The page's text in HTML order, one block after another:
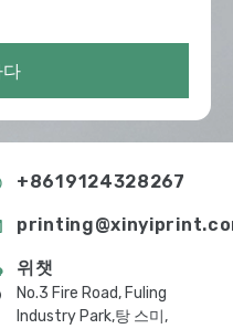
+8619124328267
위챗
No.3 Fire Road, Fuling
Industry Park,탕 스미,